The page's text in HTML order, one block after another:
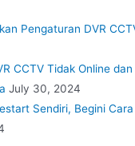
Pengaturan DVR
CCTV Tidak Online dan
July 30, 2024
Sendiri, Begini